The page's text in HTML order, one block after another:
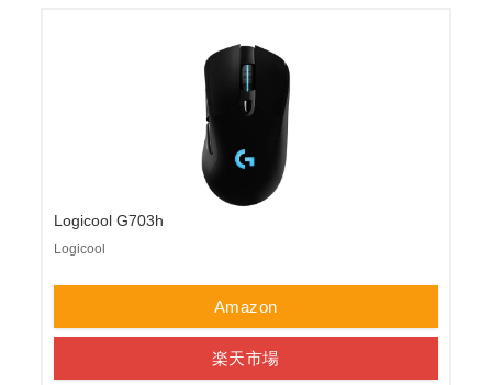
Logicool G703h
Logicool
Amazon
楽天市場